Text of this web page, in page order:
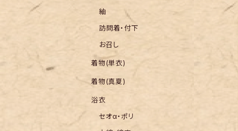
紬
訪問着・付下
お召し
着物(単衣)
着物(真夏)
浴衣
セオα・ポリ